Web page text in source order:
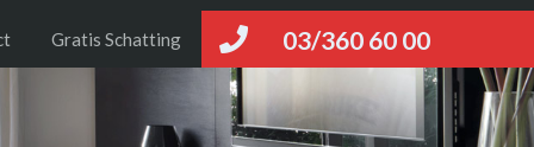
03/360 60 00
Gratis Schatting